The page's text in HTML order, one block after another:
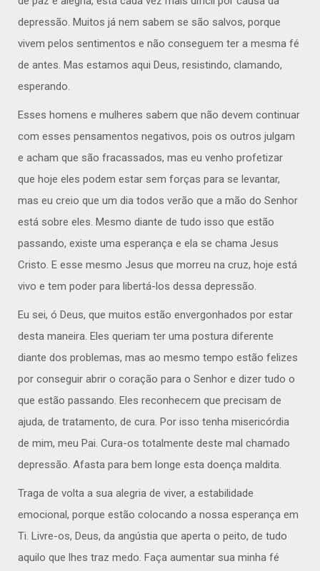
depressão. Muitos já nem sabem se são salvos, porque
vivem pelos sentimentos e não conseguem ter a mesma fé
de antes. Mas estamos aqui Deus, resistindo, clamando,
esperando.
Esses homens e mulheres sabem que não devem continuar
com esses pensamentos negativos, pois os outros julgam
e acham que são fracassados, mas eu venho profetizar
que hoje eles podem estar sem forças para se levantar,
mas eu creio que um dia todos verão que a mão do Senhor
está sobre eles. Mesmo diante de tudo isso que estão
passando, existe uma esperança e ela se chama Jesus
Cristo. E esse mesmo Jesus que morreu na cruz, hoje está
vivo e tem poder para libertá-los dessa depressão.
Eu sei, ó Deus, que muitos estão envergonhados por estar
desta maneira. Eles queriam ter uma postura diferente
diante dos problemas, mas ao mesmo tempo estão felizes
por conseguir abrir o coração para o Senhor e dizer tudo o
que estão passando. Eles reconhecem que precisam de
ajuda, de tratamento, de cura. Por isso tenha misericórdia
de mim, meu Pai. Cura-os totalmente deste mal chamado
depressão. Afasta para bem longe esta doença maldita.
Traga de volta a sua alegria de viver, a estabilidade
emocional, porque estão colocando a nossa esperança em
Ti. Livre-os, Deus, da angústia que aperta o peito, de tudo
aquilo que lhes traz medo. Faça aumentar sua minha fé